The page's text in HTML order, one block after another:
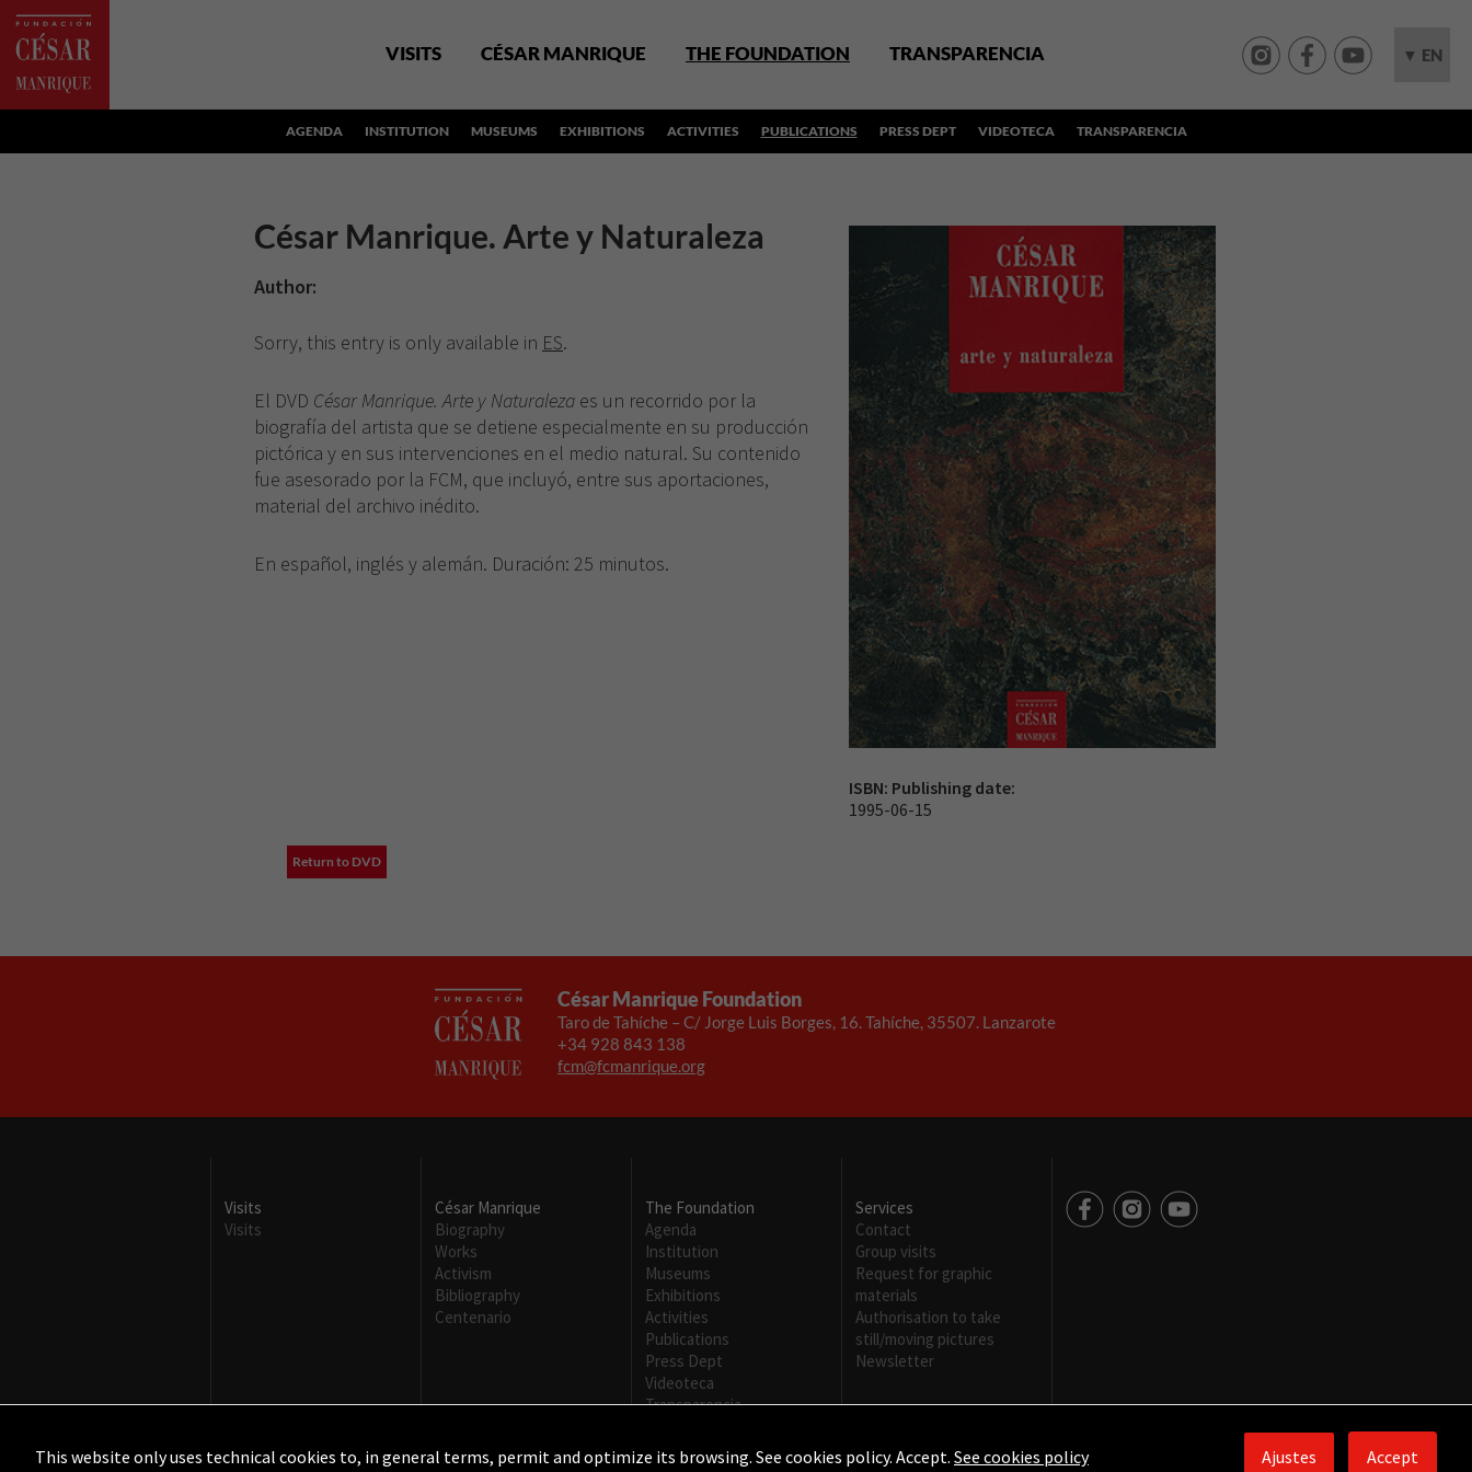
VISITS CÉSAR MANRIQUE THE FOUNDATION TRANSPARENCIA ▼ EN
AGENDA INSTITUTION MUSEUMS EXHIBITIONS ACTIVITIES PUBLICATIONS PRESS DEPT VIDEOTECA TRANSPARENCIA
César Manrique. Arte y Naturaleza
Author:
Sorry, this entry is only available in ES.
El DVD César Manrique. Arte y Naturaleza es un recorrido por la
biografía del artista que se detiene especialmente en su producción
pictórica y en sus intervenciones en el medio natural. Su contenido
fue asesorado por la FCM, que incluyó, entre sus aportaciones,
material del archivo inédito.
En español, inglés y alemán. Duración: 25 minutos.
ISBN: Publishing date:
1995-06-15
Return to DVD
César Manrique Foundation
Taro de Tahíche – C/ Jorge Luis Borges, 16. Tahíche, 35507. Lanzarote
+34 928 843 138
fcm@fcmanrique.org
Visits
Visits
César Manrique
Biography
Works
Activism
Bibliography
Centenario
The Foundation
Agenda
Institution
Museums
Exhibitions
Activities
Publications
Press Dept
Videoteca
Transparencia
Services
Contact
Group visits
Request for graphic
materials
Authorisation to take
still/moving pictures
Newsletter
This website only uses technical cookies to, in general terms, permit and optimize its browsing. See cookies policy. Accept. See cookies policy Ajustes Accept
funcione la